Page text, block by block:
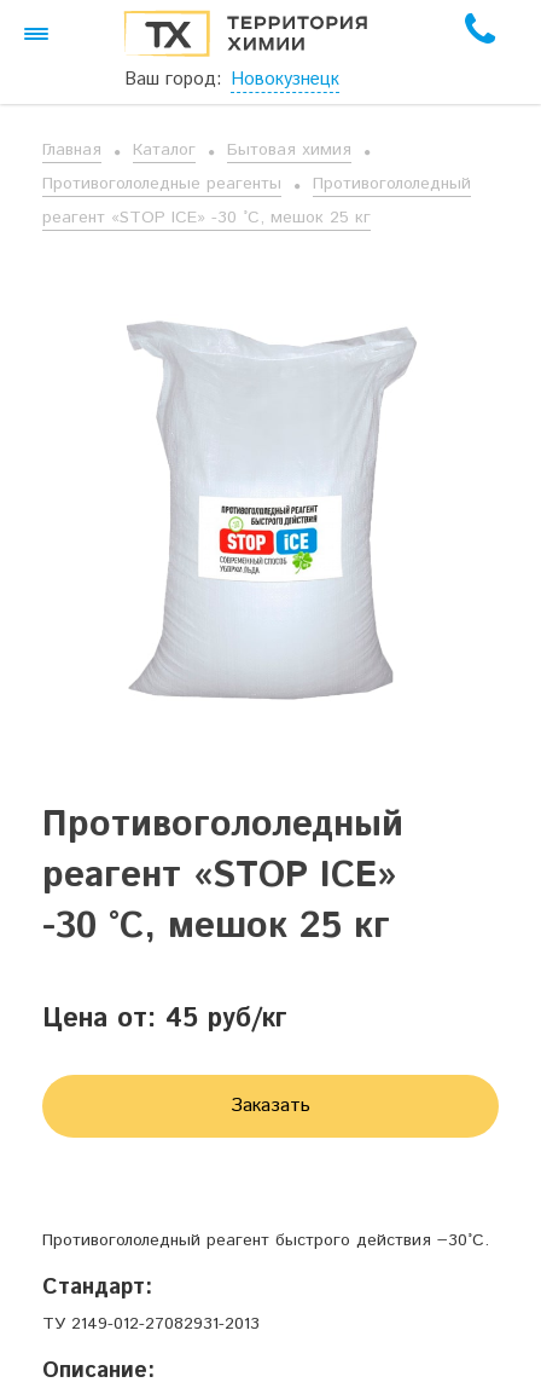
Ваш город: Новокузнецк
Главная Каталог
Бытовая химия
Противогололедные реагенты
Противогололедный
реагент «STOP ICE» -30 °С, мешок 25 кг
Противогололедный
реагент «STOP ICE»
-30 °С, мешок 25 кг
Цена от: 45 руб/кг
Заказать
Противогололедный реагент быстрого действия −30°С.
Стандарт:
ТУ 2149-012-27082931-2013
Описание: